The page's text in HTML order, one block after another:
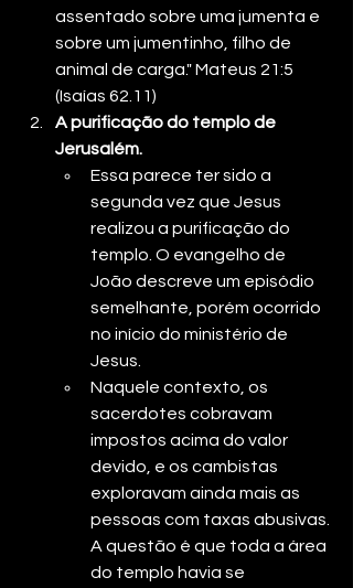
assentado sobre uma jumenta e
sobre um jumentinho, filho de
animal de carga." Mateus 21:5
(Isaías 62.11)
A purificação do templo de
Jerusalém.
Essa parece ter sido a
segunda vez que Jesus
realizou a purificação do
templo. O evangelho de
João descreve um episódio
semelhante, porém ocorrido
no início do ministério de
Jesus.
Naquele contexto, os
sacerdotes cobravam
impostos acima do valor
devido, e os cambistas
exploravam ainda mais as
pessoas com taxas abusivas.
A questão é que toda a área
do templo havia se